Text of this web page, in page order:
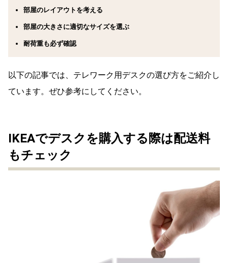
部屋のレイアウトを考える
部屋の大きさに適切なサイズを選ぶ
耐荷重も必ず確認
以下の記事では、テレワーク用デスクの選び方をご紹介し
ています。ぜひ参考にしてください。
IKEAでデスクを購入する際は配送料
もチェック